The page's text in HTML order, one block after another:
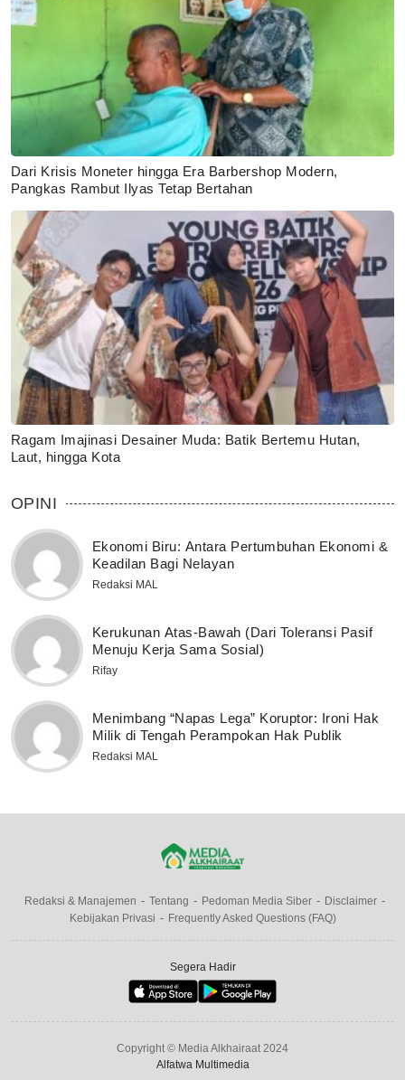
Dari Krisis Moneter hingga Era Barbershop Modern,
Pangkas Rambut Ilyas Tetap Bertahan
Ragam Imajinasi Desainer Muda: Batik Bertemu Hutan,
Laut, hingga Kota
OPINI
Ekonomi Biru: Antara Pertumbuhan Ekonomi &
Keadilan Bagi Nelayan
Redaksi MAL
Kerukunan Atas-Bawah (Dari Toleransi Pasif
Menuju Kerja Sama Sosial)
Rifay
Menimbang “Napas Lega” Koruptor: Ironi Hak
Milik di Tengah Perampokan Hak Publik
Redaksi MAL
Redaksi & Manajemen Tentang Pedoman Media Siber
Disclaimer
Kebijakan Privasi
Frequently Asked Questions (FAQ)
Segera Hadir
Copyright © Media Alkhairaat 2024
Alfatwa Multimedia